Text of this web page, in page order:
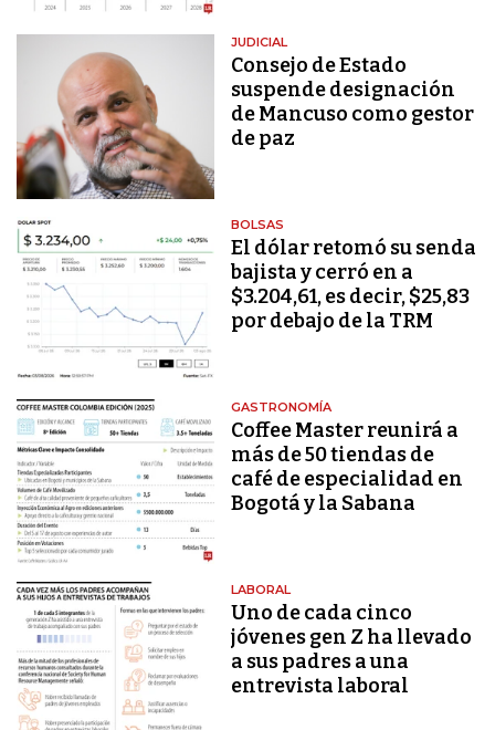
JUDICIAL
Consejo de Estado
suspende designación
de Mancuso como gestor
de paz
BOLSAS
El dólar retomó su senda
bajista y cerró en a
$3.204,61, es decir, $25,83
por debajo de la TRM
GASTRONOMÍA
Coffee Master reunirá a
más de 50 tiendas de
café de especialidad en
Bogotá y la Sabana
LABORAL
Uno de cada cinco
jóvenes gen Z ha llevado
a sus padres a una
entrevista laboral